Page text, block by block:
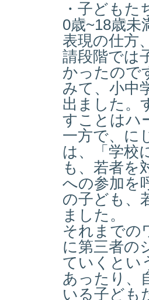
・子どもた
0歳~18歳未
表現の仕方
請段階では
かったので
みて、小中
出ました。
すことはハ
一方で、に
は、「学校
も、若者を
への参加を
の子ども、
ました。
それまでの
に第三者の
ていくとい
あったり、
いる子ども